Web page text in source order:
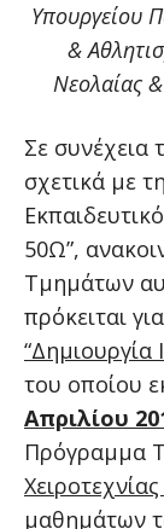
Υπουργείου
&
Νεολαίας
Σε συνέχεια
σχετικά με
50Ω”,
Τμημάτων
πρόκειται
“Δημιουργία
του οποίου
Απριλίου
Πρόγραμμα
μαθημάτων